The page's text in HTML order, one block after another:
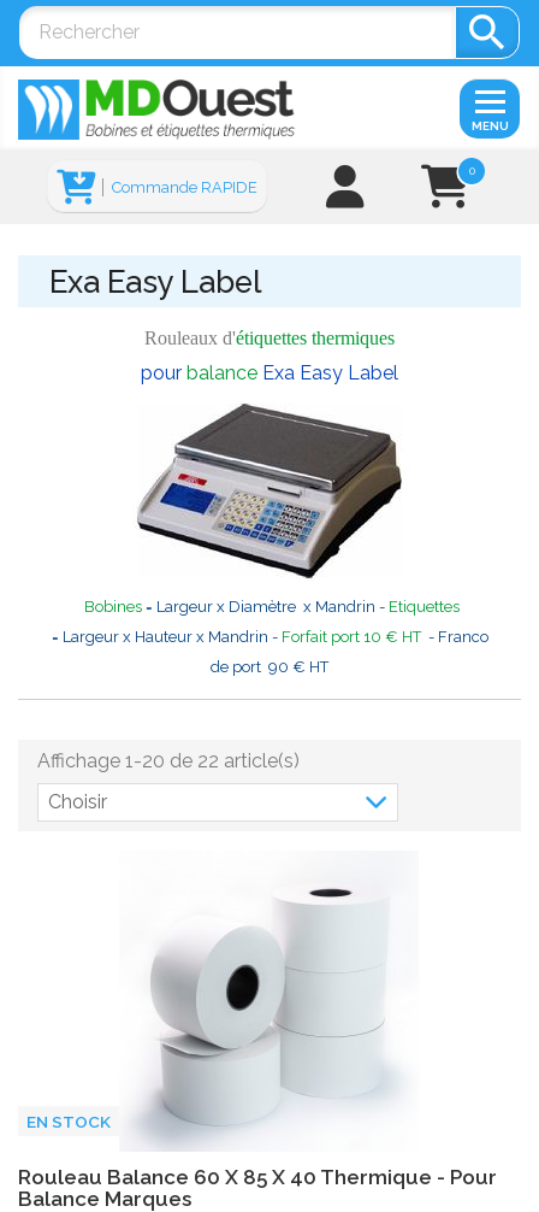

0
Commande RAPIDE
MENU
Exa Easy Label
Rouleaux d'étiquettes thermiques
pour balance Exa Easy Label
Bobines = Largeur x Diamètre x Mandrin - Etiquettes
= Largeur x Hauteur x Mandrin - Forfait port 10 € HT- Franco
de port 90 € HT
Choisir
Affichage 1-20 de 22 article(s)
EN STOCK
Rouleau Balance 60 X 85 X 40 Thermique - Pour
Balance Marques